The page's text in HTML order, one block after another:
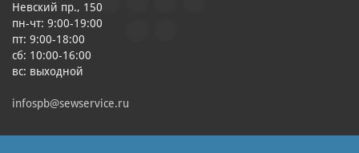
Невский пр., 150
пн-чт: 9:00-19:00
пт: 9:00-18:00
сб: 10:00-16:00
вс: выходной
infospb@sewservice.ru